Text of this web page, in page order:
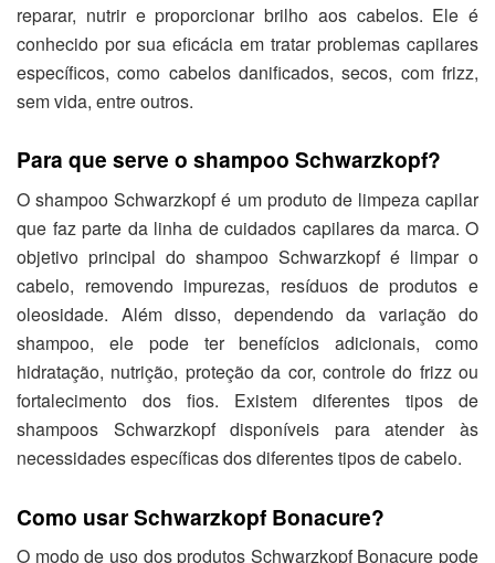
reparar, nutrir e proporcionar brilho aos cabelos. Ele é
conhecido por sua eficácia em tratar problemas capilares
específicos, como cabelos danificados, secos, com frizz,
sem vida, entre outros.
Para que serve o shampoo Schwarzkopf?
O shampoo Schwarzkopf é um produto de limpeza capilar
que faz parte da linha de cuidados capilares da marca. O
objetivo principal do shampoo Schwarzkopf é limpar o
cabelo, removendo impurezas, resíduos de produtos e
oleosidade. Além disso, dependendo da variação do
shampoo, ele pode ter benefícios adicionais, como
hidratação, nutrição, proteção da cor, controle do frizz ou
fortalecimento dos fios. Existem diferentes tipos de
shampoos Schwarzkopf disponíveis para atender às
necessidades específicas dos diferentes tipos de cabelo.
Como usar Schwarzkopf Bonacure?
O modo de uso dos produtos Schwarzkopf Bonacure pode